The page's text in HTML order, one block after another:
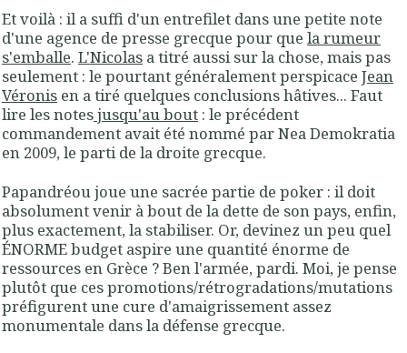
Et voilà : il a suffi d'un entrefilet dans une petite note
d'une agence de presse grecque pour que la rumeur
s'emballe. L'Nicolas a titré aussi sur la chose, mais pas
seulement : le pourtant généralement perspicace Jean
Véronis en a tiré quelques conclusions hâtives... Faut
lire les notesjusqu'au bout : le précédent
commandement avait été nommé par Nea Demokratia
en 2009, le parti de la droite grecque.
Papandréou joue une sacrée partie de poker : il doit
absolument venir à bout de la dette de son pays, enfin,
plus exactement, la stabiliser. Or, devinez un peu quel
ÉNORME budget aspire une quantité énorme de
ressources en Grèce ? Ben l'armée, pardi. Moi, je pense
plutôt que ces promotions/rétrogradations/mutations
préfigurent une cure d'amaigrissement assez
monumentale dans la défense grecque.